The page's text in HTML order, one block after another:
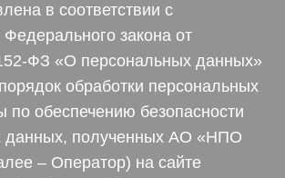
в соответствии с
закона от
ФЗ «О персональных данных»
обработки персональных
обеспечению безопасности
данных, полученных АО «НПО
– Оператор) на сайте